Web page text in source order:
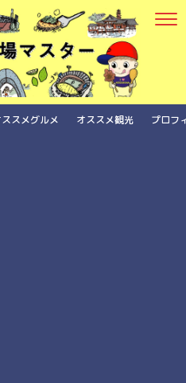
ススメグルメ オススメ観光 プロフ